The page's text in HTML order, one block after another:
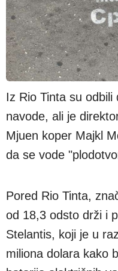
Iz Rio Tinta su
navode, ali je
Mjuen koper Majkl
da se vode
Pored Rio Tinta,
od 18,3 odsto drži i
Stelantis, koji je u
miliona dolara kako